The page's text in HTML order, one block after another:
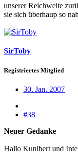
unserer Reichweite
sie sich überhaup so
SirToby
Registriertes Mitglied
30. Jan. 2007
#38
Neuer Gedanke
Hallo Kunibert und